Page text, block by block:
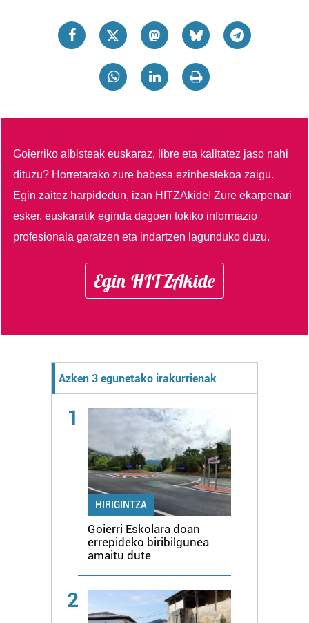
Goierriko albisteak euskaraz, libre eta kalitatez jaso nahi
dituzu? Horretarako zure babesa ezinbestekoa zaigu.
Egin zaitez harpidedun, izan HITZAkide!Zure ekarpenari
esker, euskaratik eginda dagoen tokiko informazio
profesionala garatzen eta indartzen lagunduko duzu.
Egin HITZAkide
Azken 3 egunetako irakurrienak
1
HIRIGINTZA
Goierri Eskolara doan
errepideko biribilgunea
amaitu dute
2